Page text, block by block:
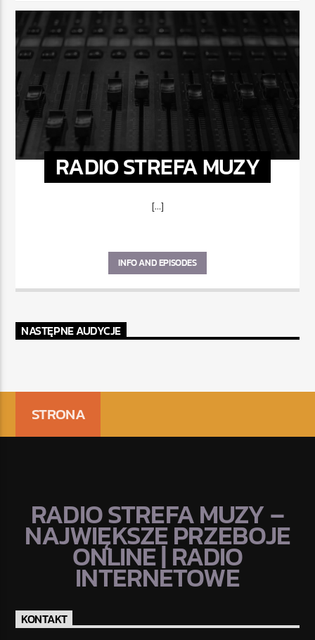
RADIO STREFA MUZY
[...]
INFO AND EPISODES
NASTĘPNE AUDYCJE
STRONA
RADIO STREFA MUZY –
NAJWIĘKSZE PRZEBOJE
ONLINE | RADIO
INTERNETOWE
KONTAKT